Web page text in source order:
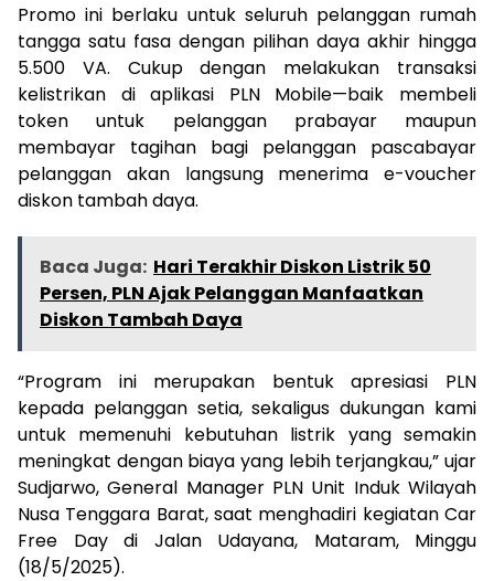
Promo ini berlaku untuk seluruh pelanggan rumah
tangga satu fasa dengan pilihan daya akhir hingga
5.500 VA. Cukup dengan melakukan transaksi
kelistrikan di aplikasi PLN Mobile—baik membeli
token untuk pelanggan prabayar maupun
membayar tagihan bagi pelanggan pascabayar
pelanggan akan langsung menerima e-voucher
diskon tambah daya.
Baca Juga: Hari Terakhir Diskon Listrik 50
Persen, PLN Ajak Pelanggan Manfaatkan
Diskon Tambah Daya
“Program ini merupakan bentuk apresiasi PLN
kepada pelanggan setia, sekaligus dukungan kami
untuk memenuhi kebutuhan listrik yang semakin
meningkat dengan biaya yang lebih terjangkau,” ujar
Sudjarwo, General Manager PLN Unit Induk Wilayah
Nusa Tenggara Barat, saat menghadiri kegiatan Car
Free Day di Jalan Udayana, Mataram, Minggu
(18/5/2025).